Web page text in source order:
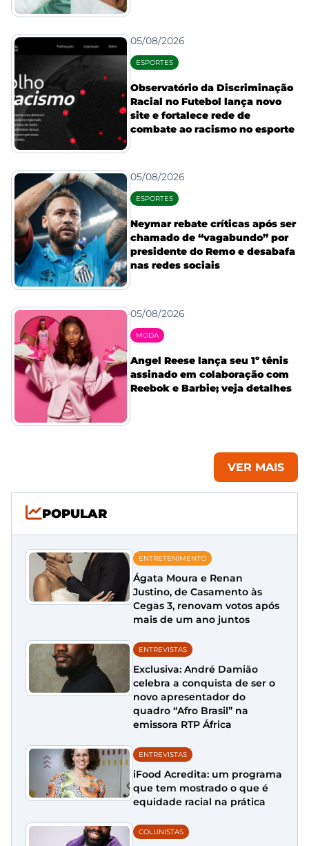
05/08/2026
ESPORTES
Observatório da Discriminação
Racial no Futebol lança novo
site e fortalece rede de
combate ao racismo no esporte
05/08/2026
ESPORTES
Neymar rebate críticas após ser
chamado de “vagabundo” por
presidente do Remo e desabafa
nas redes sociais
05/08/2026
MODA
Angel Reese lança seu 1º tênis
assinado em colaboração com
Reebok e Barbie; veja detalhes
VER MAIS
POPULAR
ENTRETENIMENTO
Ágata Moura e Renan
Justino, de Casamento às
Cegas 3, renovam votos após
mais de um ano juntos
ENTREVISTAS
Exclusiva: André Damião
celebra a conquista de ser o
novo apresentador do
quadro “Afro Brasil” na
emissora RTP África
ENTREVISTAS
iFood Acredita: um programa
que tem mostrado o que é
equidade racial na prática
COLUNISTAS